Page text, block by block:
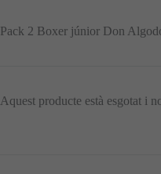
Pack 2 Boxer júnior Don
Aquest producte està esgotat i